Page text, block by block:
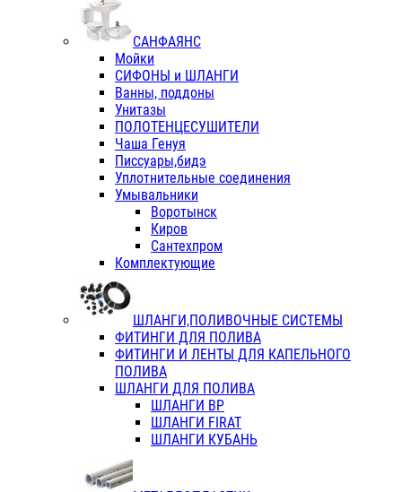
САНФАЯНС
Мойки
СИФОНЫ и ШЛАНГИ
Ванны, поддоны
Унитазы
ПОЛОТЕНЦЕСУШИТЕЛИ
Чаша Генуя
Писсуары,бидэ
Уплотнительные соединения
Умывальники
Воротынск
Киров
Сантехпром
Комплектующие
ШЛАНГИ,ПОЛИВОЧНЫЕ СИСТЕМЫ
ФИТИНГИ ДЛЯ ПОЛИВА
ФИТИНГИ И ЛЕНТЫ ДЛЯ КАПЕЛЬНОГО
ПОЛИВА
ШЛАНГИ ДЛЯ ПОЛИВА
ШЛАНГИ ВР
ШЛАНГИ FIRAT
ШЛАНГИ КУБАНЬ